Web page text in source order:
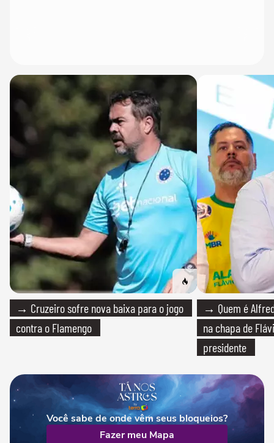
→ Cruzeiro sofre nova baixa para o jogo
contra o Flamengo
→ Quem é
na chapa de
presidente
Você sabe de onde vêm seus bloqueios?
Fazer meu Mapa